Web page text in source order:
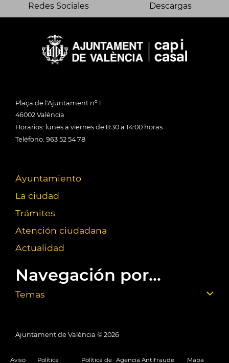
Redes Sociales Descargas
Plaça de l'Ajuntament nº 1
46002 València
Horarios: lunes a viernes de 8:30 a 14:00 horas
Teléfono: 963 52 54 78
Ayuntamiento
La ciudad
Trámites
Atención ciudadana
Actualidad
Navegación por...
Temas
Ajuntament de València © 2026
Aviso Política Política de Agencia Antifraude Mapa